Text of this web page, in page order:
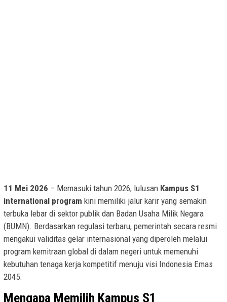
11 Mei 2026 – Memasuki tahun 2026, lulusan Kampus S1
international program kini memiliki jalur karir yang semakin
terbuka lebar di sektor publik dan Badan Usaha Milik Negara
(BUMN). Berdasarkan regulasi terbaru, pemerintah secara resmi
mengakui validitas gelar internasional yang diperoleh melalui
program kemitraan global di dalam negeri untuk memenuhi
kebutuhan tenaga kerja kompetitif menuju visi Indonesia Emas
2045.
Mengapa Memilih Kampus S1